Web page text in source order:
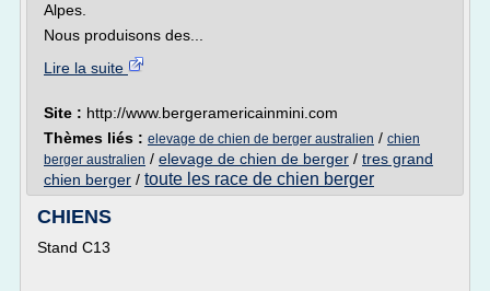
Alpes.
Nous produisons des...
Lire la suite
Site : http://www.bergeramericainmini.com
Thèmes liés : elevage de chien de berger australien / chien
berger australien / elevage de chien de berger / tres grand
chien berger / toute les race de chien berger
CHIENS
Stand C13